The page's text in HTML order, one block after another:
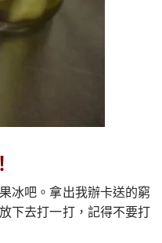
冰吧。拿出我辦卡送的窮
下去打一打，記得不要打